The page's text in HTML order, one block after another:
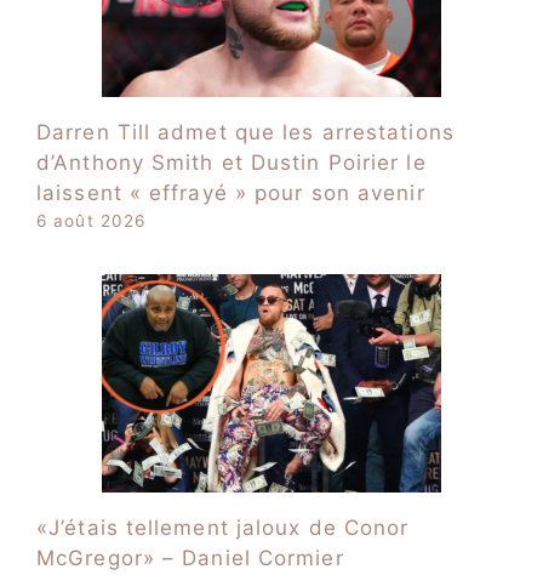
Darren Till admet que les arrestations
d’Anthony Smith et Dustin Poirier le
laissent « effrayé » pour son avenir
6 août 2026
«J’étais tellement jaloux de Conor
McGregor» – Daniel Cormier